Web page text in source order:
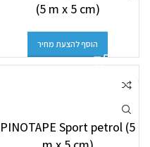
(5 m x 5 cm)
הוסף להצעת מחיר
PINOTAPE Sport petrol (5